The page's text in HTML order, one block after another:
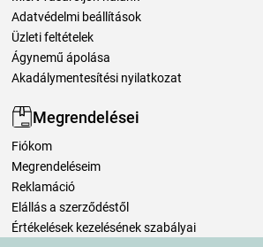
Adatvédelmi beállítások
Üzleti feltételek
Ágynemű ápolása
Akadálymentesítési nyilatkozat
Megrendelései
Fiókom
Megrendeléseim
Reklamáció
Elállás a szerződéstől
Értékelések kezelésének szabályai